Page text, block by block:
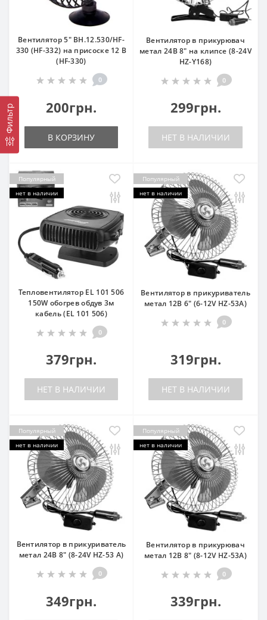
Фильтр
Вентилятор 5" ВН.12.530/HF-
330 (HF-332) на присоске 12 В
(HF-330)
0
200грн.
В КОРЗИНУ
Вентилятор в прикурювач
метал 24В 8" на клипсе (8-24V
HZ-Y168)
0
299грн.
НЕТ В НАЛИЧИИ
Популярный
нет в наличии
Тепловентилятор EL 101 506
150W обогрев обдув 3м
кабель (EL 101 506)
0
379грн.
НЕТ В НАЛИЧИИ
Популярный
нет в наличии
Вентилятор в прикуриватель
метал 12В 6" (6-12V НZ-53A)
0
319грн.
НЕТ В НАЛИЧИИ
Популярный
нет в наличии
Вентилятор в прикуриватель
метал 24В 8" (8-24V HZ-53 A)
0
349грн.
Популярный
нет в наличии
Вентилятор в прикурювач
метал 12В 8" (8-12V HZ-53A)
0
339грн.